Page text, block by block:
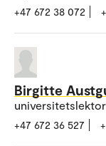
+47 672 38 072
Birgitte
universitetslektor
+47 672 36 527